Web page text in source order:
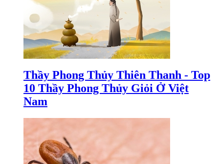
Thầy Phong Thủy Thiên Thanh - Top
10 Thầy Phong Thủy Giỏi Ở Việt
Nam